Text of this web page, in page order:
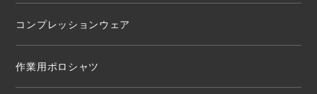
コンプレッションウェア
作業用ポロシャツ